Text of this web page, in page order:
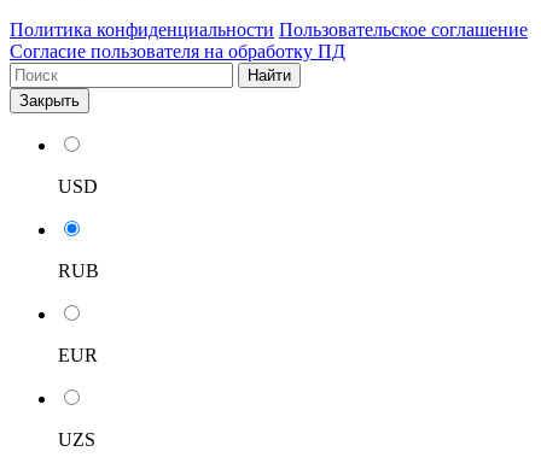
Политика конфиденциальности Пользовательское соглашение
Согласие пользователя на обработку ПД
Найти
Закрыть
USD
RUB
EUR
UZS